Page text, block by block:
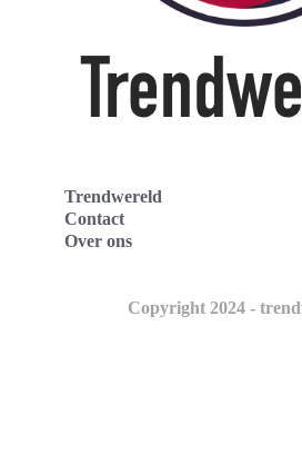
Trendwereld
Contact
Over ons
Copyright 2024 -